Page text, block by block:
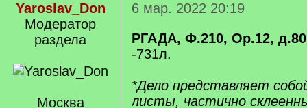
Yaroslav_Don
Модератор
раздела
Москва
6 мар. 2022 20:19
РГАДА, Ф.210, Ор.12,
-731л.
*Дело представляет
листы, частично